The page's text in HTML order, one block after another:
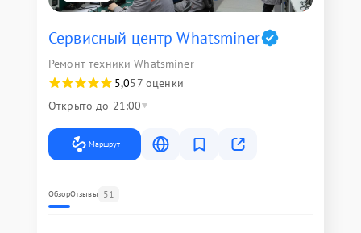
Сервисный центр Whatsminer
Ремонт техники Whatsminer
5,057 оценки
Открыто до 21:00
Маршрут
ОбзорОтзывы 51